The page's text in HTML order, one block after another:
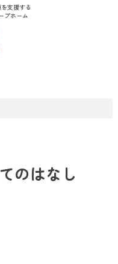
支援する
プホーム
のはなし